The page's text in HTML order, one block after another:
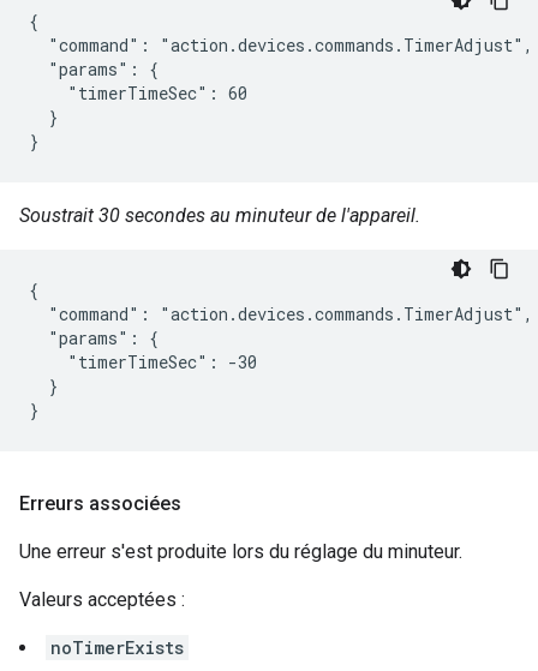
{
  "command": "action.devices.commands.TimerAdjust",
  "params": {
    "timerTimeSec": 60
  }
}
Soustrait 30 secondes au minuteur de l'appareil.
{
  "command": "action.devices.commands.TimerAdjust",
  "params": {
    "timerTimeSec": -30
  }
}
Erreurs associées
Une erreur s'est produite lors du réglage du minuteur.
Valeurs acceptées :
noTimerExists